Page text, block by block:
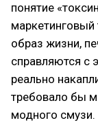
понятие
образ жизни,
справляются с
реально
требовало бы
модного смузи.